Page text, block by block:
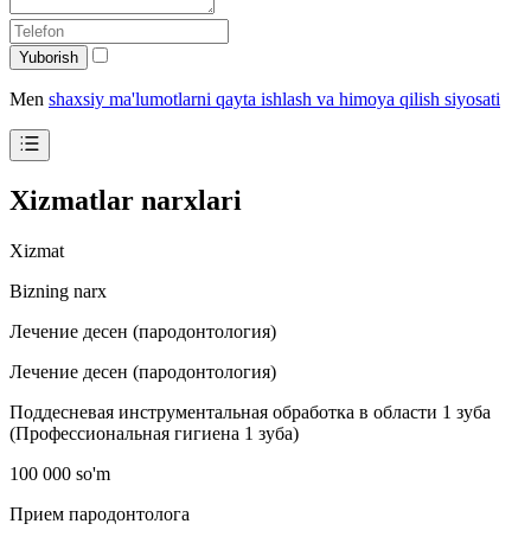
Yuborish
Men shaxsiy ma'lumotlarni qayta ishlash va himoya qilish siyosati
Xizmatlar narxlari
Xizmat
Bizning narx
Лечение десен (пародонтология)
Лечение десен (пародонтология)
Поддесневая инструментальная обработка в области 1 зуба
(Профессиональная гигиена 1 зуба)
100 000 so'm
Прием пародонтолога